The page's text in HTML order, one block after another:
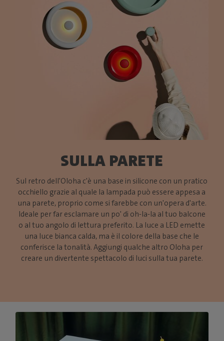
SULLA PARETE
Sul retro dell'Oloha c'è una base in silicone con un pratico
occhiello grazie al quale la lampada può essere appesa a
una parete, proprio come si farebbe con un'opera d'arte.
Ideale per far esclamare un po' di oh-la-la al tuo balcone
o al tuo angolo di lettura preferito. La luce a LED emette
una luce bianca calda, ma è il colore della base che le
conferisce la tonalità. Aggiungi qualche altro Oloha per
creare un divertente spettacolo di luci sulla tua parete.